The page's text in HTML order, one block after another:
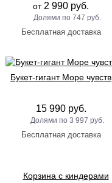
от 2 990 руб.
747 руб.
Букет-гигант Море чувств
15 990 руб.
3 997 руб.